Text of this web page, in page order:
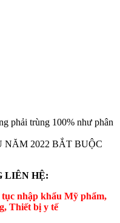
phải trùng 100% như phân
2022 BẮT BUỘC
LIÊN HỆ:
nhập khẩu Mỹ phẩm,
Thiết bị y tế